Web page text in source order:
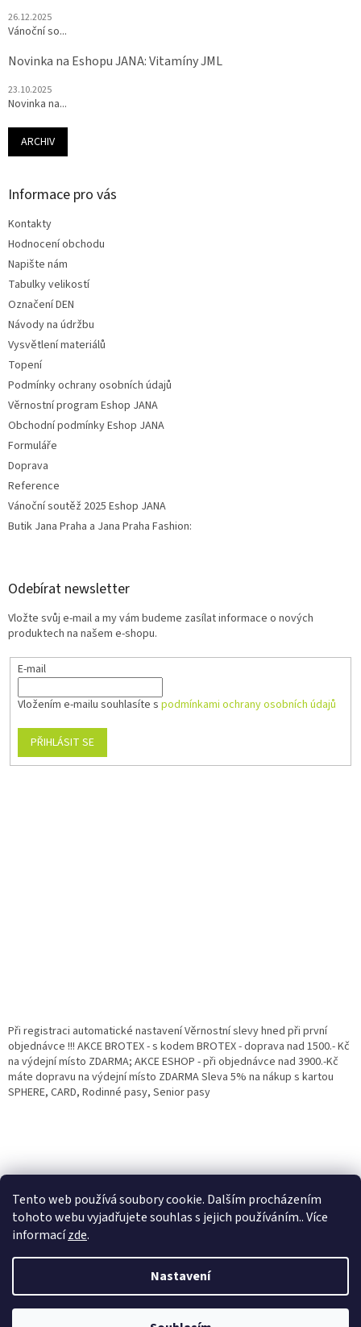
Tento web používá soubory cookie. Dalším procházením
tohoto webu vyjadřujete souhlas s jejich používáním.. Více
informacízde.
Nastavení
nastavená Věrnostní sleva 3% - 10% na Všechny Vaše další nákupy. Čím
víc nakoupíte, tím větší slevu můžete získat. Vaše objednávky se sčítají.
Využít můžete i "Slevové kody" nebo DOPRAVU ZDARMA. Přejeme
26.12.2025
Vánoční so...
Novinka na Eshopu JANA: Vitamíny JML
23.10.2025
Novinka na...
ARCHIV
Informace pro vás
Kontakty
Hodnocení obchodu
Napište nám
Tabulky velikostí
Označení DEN
Návody na údržbu
Vysvětlení materiálů
Topení
Podmínky ochrany osobních údajů
Věrnostní program Eshop JANA
Obchodní podmínky Eshop JANA
Formuláře
Doprava
Reference
Vánoční soutěž 2025 Eshop JANA
Butik Jana Praha a Jana Praha Fashion:
Odebírat newsletter
Vložte svůj e-mail a my vám budeme zasílat informace o nových
produktech na našem e-shopu.
E-mail
Vložením e-mailu souhlasíte s podmínkami ochrany osobních údajů
PŘIHLÁSIT SE
Při registraci automatické nastavení Věrnostní slevy hned při první
objednávce !!! AKCE BROTEX - s kodem BROTEX - doprava nad 1500.- Kč
na výdejní místo ZDARMA; AKCE ESHOP - při objednávce nad 3900.-Kč
máte dopravu na výdejní místo ZDARMA Sleva 5% na nákup s kartou
SPHERE, CARD, Rodinné pasy, Senior pasy
Copyright 2026Eshop Jana. Všechna práva vyhrazena.